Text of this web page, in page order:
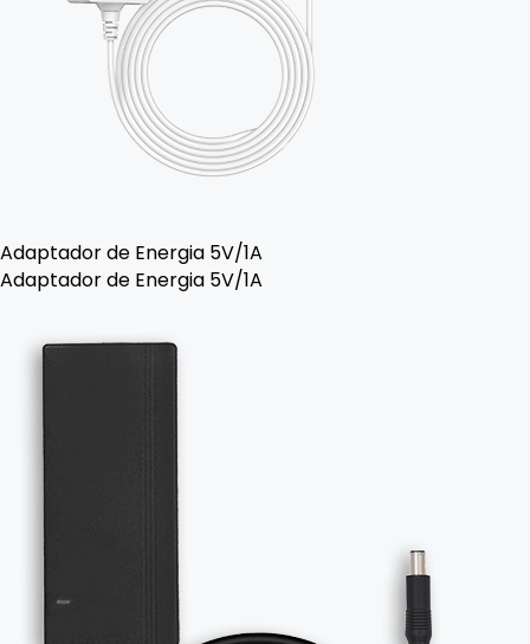
Adaptador de Energia 5V/1A
Adaptador de Energia 5V/1A